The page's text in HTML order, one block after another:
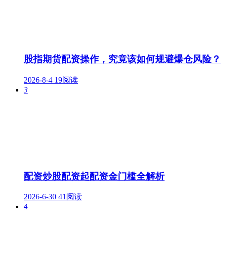
股指期货配资操作，究竟该如何规避爆仓风险？
2026-8-4 19阅读
3
配资炒股配资起配资金门槛全解析
2026-6-30 41阅读
4